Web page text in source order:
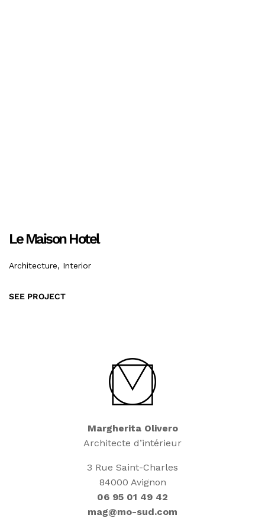
Le Maison Hotel
Architecture, Interior
SEE PROJECT
Margherita Olivero
Architecte d’intérieur
3 Rue Saint-Charles
84000 Avignon
06 95 01 49 42
mag@mo-sud.com